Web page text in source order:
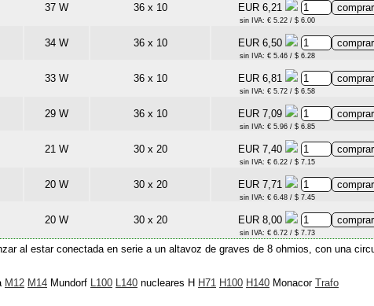
37 W 36 x 10 EUR 6,21
sin IVA: € 5.22 / $ 6.00
34 W 36 x 10 EUR 6,50
sin IVA: € 5.46 / $ 6.28
33 W 36 x 10 EUR 6,81
sin IVA: € 5.72 / $ 6.58
29 W 36 x 10 EUR 7,09
sin IVA: € 5.96 / $ 6.85
21 W 30 x 20 EUR 7,40
sin IVA: € 6.22 / $ 7.15
20 W 30 x 20 EUR 7,71
sin IVA: € 6.48 / $ 7.45
20 W 30 x 20 EUR 8,00
sin IVA: € 6.72 / $ 7.73
al estar conectada en serie a un altavoz de graves de 8 ohmios, con una
M12 M14 Mundorf L100 L140 nucleares H H71 H100 H140 Monacor Trafo